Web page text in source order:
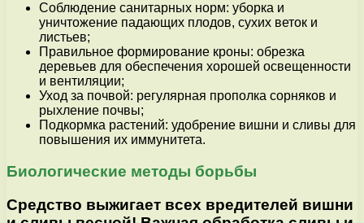
Соблюдение санитарных норм: уборка и
уничтожение падающих плодов, сухих веток и
листьев;
Правильное формирование кроны: обрезка
деревьев для обеспечения хорошей освещенности
и вентиляции;
Уход за почвой: регулярная прополка сорняков и
рыхление почвы;
Подкормка растений: удобрение вишни и сливы для
повышения их иммунитета.
Биологические методы борьбы
Средство выжигает всех вредителей вишни